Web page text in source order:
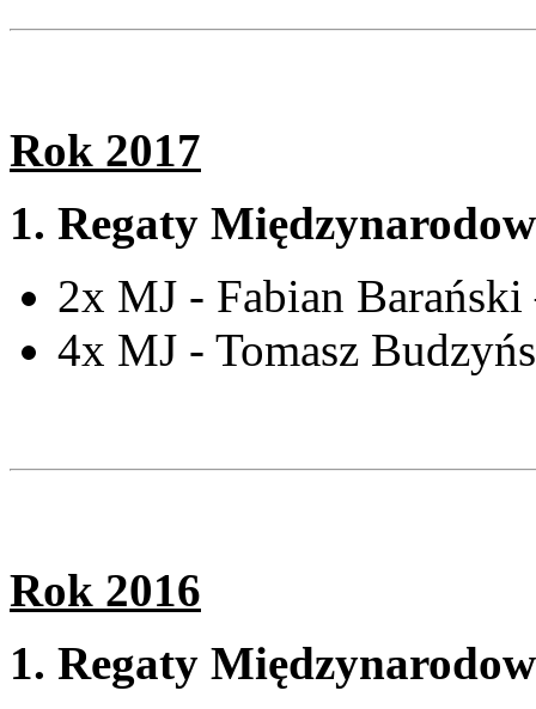
Rok 2017
1. Regaty
2x MJ - Fabian Barański
4x MJ - Tomasz
Rok 2016
1. Regaty